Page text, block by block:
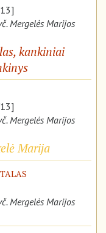
Mergelės Marijos
kankiniai
Mergelės Marijos
Marija
Mergelės Marijos